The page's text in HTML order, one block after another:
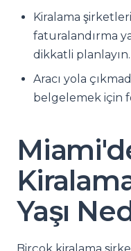
Kiralama
faturalandırma
dikkatli planlayın.
Aracı yola
belgelemek için
Yaşı